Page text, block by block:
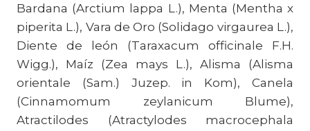
Bardana (Arctium lappa L.), Menta (Mentha x
piperita L.), Vara de Oro (Solidago virgaurea L.),
Diente de león (Taraxacum officinale F.H.
Wigg.), Maíz (Zea mays L.), Alisma (Alisma
orientale (Sam.) Juzep. in Kom), Canela
(Cinnamomum zeylanicum Blume),
Atractilodes (Atractylodes macrocephala